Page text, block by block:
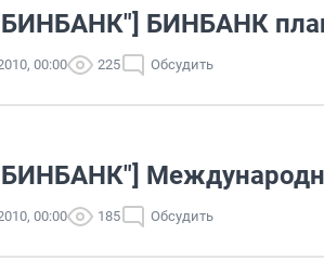
БИНБАНК
00:00 225 Обсудить
00:00 185 Обсудить